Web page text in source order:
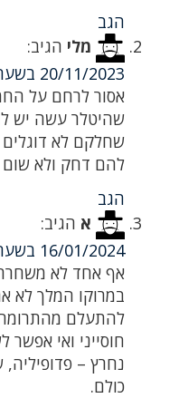
הגב
מלי הגיב:
20/11/2023 בשעה 09:27
אסור לרחם על
שהיטלר עשה יש
שחלקם לא
להם דחק ולא
הגב
א הגיב:
16/01/2024 בשעה 16:53
אף אחד לא
במרוקו המלך לא
להתעלם
חוסייני ואי
נחרץ –
כולם.